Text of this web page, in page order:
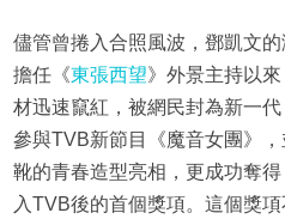
儘管曾捲入合照風波，鄧凱文
擔任《東張西望》外景主持以
材迅速竄紅，被網民封為新一
參與TVB新節目《魔音女團》
靴的青春造型亮相，更成功奪
入TVB後的首個獎項。這個獎